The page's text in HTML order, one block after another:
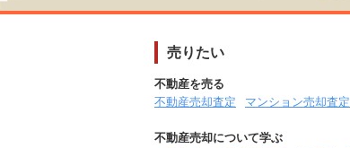
売りたい
不動産を売る
不動産売却査定
マンション売却査定
不動産売却について学ぶ